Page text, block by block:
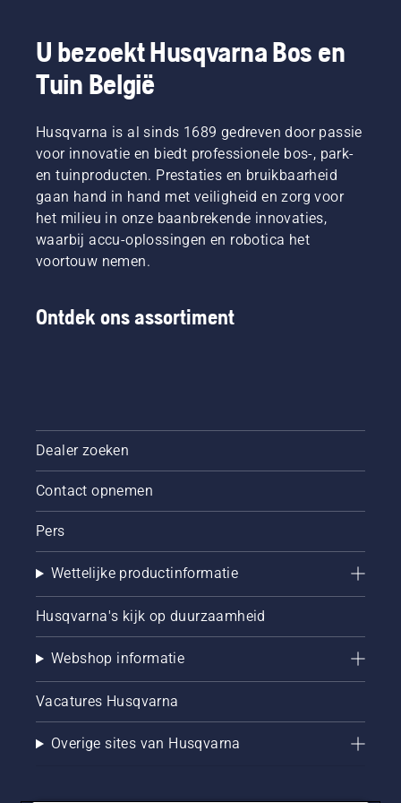
nieuw
niveau”,
aldus
Johan
Product
Manager
draagbare
elektrische
producten
en
accumachines
bij
techniek
passen
deze
korte
video
wordt
gedemonstreerd.
Eerst
maakt u
dicht bij
de stam
snee
u bij het
snoeien
takken
vastloopt.
Vervolgens
iets
dichter
stam
een snee
van
zaagt u
te
pauzeren.
Om u te
van de
hebben
simpele
handleiding
U bezoekt Husqvarna Bos en
Tuin België
Husqvarna is al sinds 1689 gedreven door passie
voor innovatie en biedt professionele bos-, park-
en tuinproducten. Prestaties en bruikbaarheid
gaan hand in hand met veiligheid en zorg voor
het milieu in onze baanbrekende innovaties,
waarbij accu-oplossingen en robotica het
voortouw nemen.
Ontdek ons assortiment
Dealer zoeken
Contact opnemen
Pers
Wettelijke productinformatie
Husqvarna's kijk op duurzaamheid
Webshop informatie
Vacatures Husqvarna
Overige sites van Husqvarna